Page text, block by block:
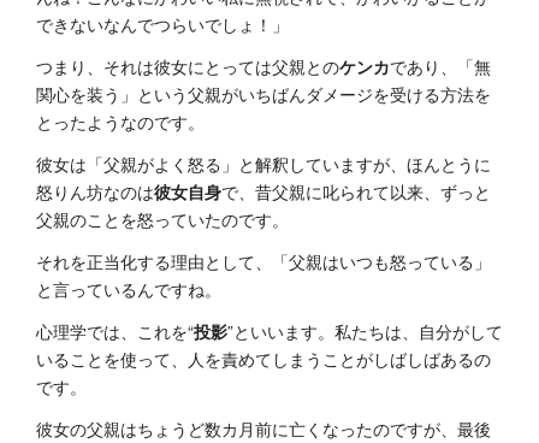
できないなんでつらいでしょ！」
つまり、それは彼女にとっては父親とのケンカであり、「無
関心を装う」という父親がいちばんダメージを受ける方法を
とったようなのです。
彼女は「父親がよく怒る」と解釈していますが、ほんとうに
怒りん坊なのは彼女自身で、昔父親に叱られて以来、ずっと
父親のことを怒っていたのです。
それを正当化する理由として、「父親はいつも怒っている」
と言っているんですね。
心理学では、これを“投影”といいます。私たちは、自分がして
いることを使って、人を責めてしまうことがしばしばあるの
です。
彼女の父親はちょうど数カ月前に亡くなったのですが、最後